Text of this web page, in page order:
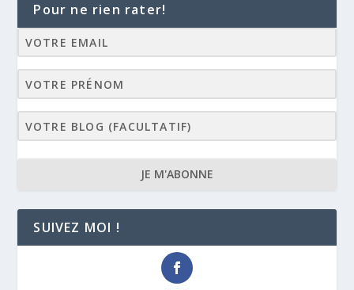
Pour ne rien rater!
JE M'ABONNE
SUIVEZ MOI !